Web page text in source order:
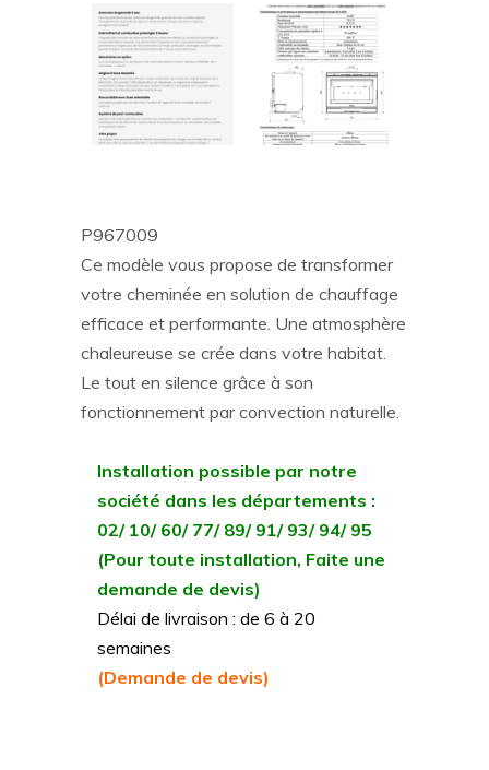
P967009
Ce modèle vous propose de transformer
votre cheminée en solution de chauffage
efficace et performante. Une atmosphère
chaleureuse se crée dans votre habitat.
Le tout en silence grâce à son
fonctionnement par convection naturelle.
Installation possible par notre
société dans les départements :
02/ 10/ 60/ 77/ 89/ 91/ 93/ 94/ 95
(Pour toute installation, Faite une
demande de devis)
Délai de livraison : de 6 à 20
semaines
(Demande de devis)